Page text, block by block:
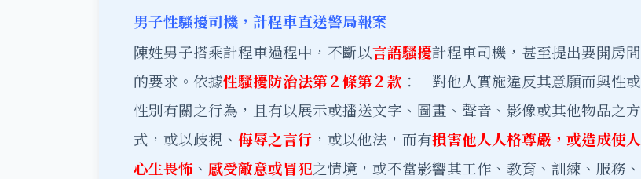
男子性騷擾司機，計程車直送警局報案
陳姓男子搭乘計程車過程中，不斷以言語騷擾計程車司機，甚至提出要開房間
的要求。依據性騷擾防治法第２條第２款 ：「對他人實施違反其意願而與性或
性別有關之行為，且有以展示或播送文字、圖畫、聲音、影像或其他物品之方
式，或以歧視、 侮辱之言行 ，或以他法，而有損害他人人格尊嚴，或造成使人
心生畏怖 、 感受敵意或冒犯之情境，或不當影響其工作、教育、訓練、服務、